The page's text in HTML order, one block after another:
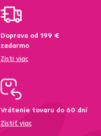
Doprava od 199 €
zadarmo
Zisti viac
Vrátenie tovaru do 60 dní
Zistiť viac